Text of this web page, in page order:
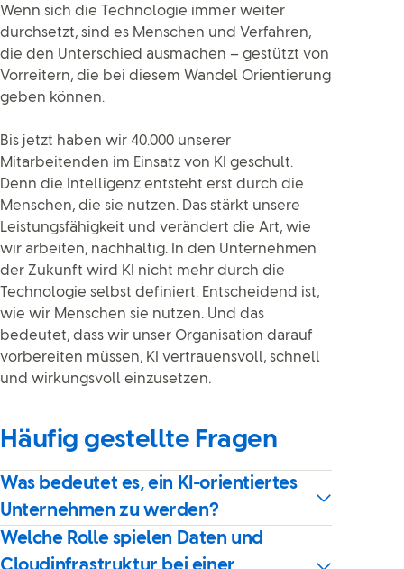
Wenn sich die Technologie immer weiter
durchsetzt, sind es Menschen und Verfahren,
die den Unterschied ausmachen – gestützt von
Vorreitern, die bei diesem Wandel Orientierung
geben können.
Bis jetzt haben wir 40.000 unserer
Mitarbeitenden im Einsatz von KI geschult.
Denn die Intelligenz entsteht erst durch die
Menschen, die sie nutzen. Das stärkt unsere
Leistungsfähigkeit und verändert die Art, wie
wir arbeiten, nachhaltig. In den Unternehmen
der Zukunft wird KI nicht mehr durch die
Technologie selbst definiert. Entscheidend ist,
wie wir Menschen sie nutzen. Und das
bedeutet, dass wir unser Organisation darauf
vorbereiten müssen, KI vertrauensvoll, schnell
und wirkungsvoll einzusetzen.
Häufig gestellte Fragen
Was bedeutet es, ein KI-orientiertes
Unternehmen zu werden?
Welche Rolle spielen Daten und